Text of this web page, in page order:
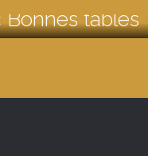
Bonnes tables